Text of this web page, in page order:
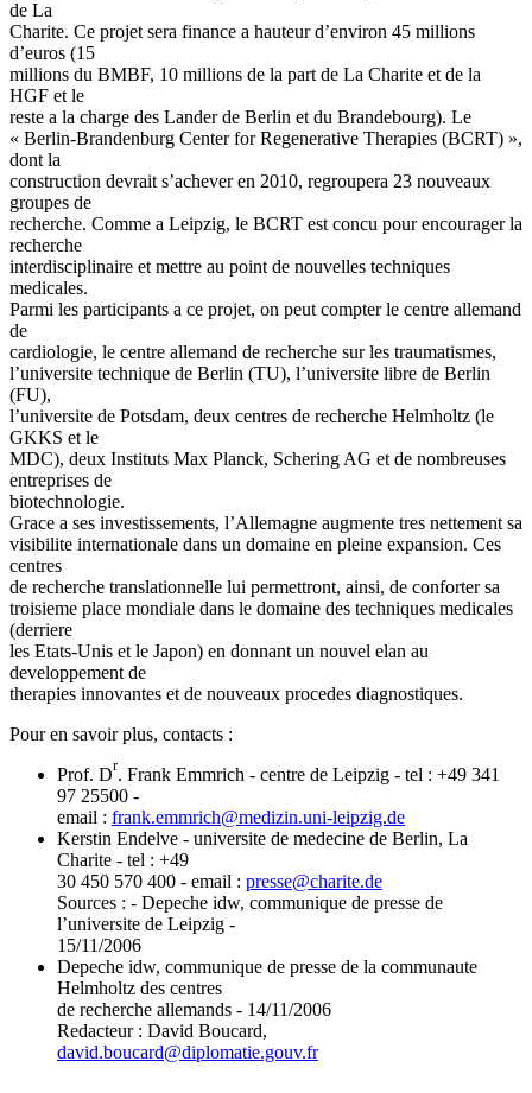
de La
Charite. Ce projet sera finance a hauteur d’environ 45 millions
d’euros (15
millions du BMBF, 10 millions de la part de La Charite et de la
HGF et le
reste a la charge des Lander de Berlin et du Brandebourg). Le
« Berlin-Brandenburg Center for Regenerative Therapies (BCRT) »,
dont la
construction devrait s’achever en 2010, regroupera 23 nouveaux
groupes de
recherche. Comme a Leipzig, le BCRT est concu pour encourager la
recherche
interdisciplinaire et mettre au point de nouvelles techniques
medicales.
Parmi les participants a ce projet, on peut compter le centre allemand
de
cardiologie, le centre allemand de recherche sur les traumatismes,
l’universite technique de Berlin (TU), l’universite libre de Berlin
(FU),
l’universite de Potsdam, deux centres de recherche Helmholtz (le
GKKS et le
MDC), deux Instituts Max Planck, Schering AG et de nombreuses
entreprises de
biotechnologie.
Grace a ses investissements, l’Allemagne augmente tres nettement sa
visibilite internationale dans un domaine en pleine expansion. Ces
centres
de recherche translationnelle lui permettront, ainsi, de conforter sa
troisieme place mondiale dans le domaine des techniques medicales
(derriere
les Etats-Unis et le Japon) en donnant un nouvel elan au
developpement de
therapies innovantes et de nouveaux procedes diagnostiques.
Pour en savoir plus, contacts :
Prof. Dr. Frank Emmrich - centre de Leipzig - tel : +49 341
97 25500 -
email : frank.emmrich@medizin.uni-leipzig.de
Kerstin Endelve - universite de medecine de Berlin, La
Charite - tel : +49
30 450 570 400 - email : presse@charite.de
Sources : - Depeche idw, communique de presse de
l’universite de Leipzig -
15/11/2006
Depeche idw, communique de presse de la communaute
Helmholtz des centres
de recherche allemands - 14/11/2006
Redacteur : David Boucard,
david.boucard@diplomatie.gouv.fr